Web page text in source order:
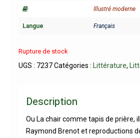
Illustré moderne
Langue Français
Rupture de stock
UGS : 7237 Catégories : Littérature,
Description
Ou La chair comme tapis de prière,
Raymond Brenot et reproductions